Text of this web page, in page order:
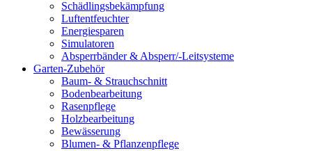
Schädlingsbekämpfung
Luftentfeuchter
Energiesparen
Simulatoren
Absperrbänder & Absperr/-Leitsysteme
Garten-Zubehör
Baum- & Strauchschnitt
Bodenbearbeitung
Rasenpflege
Holzbearbeitung
Bewässerung
Blumen- & Pflanzenpflege